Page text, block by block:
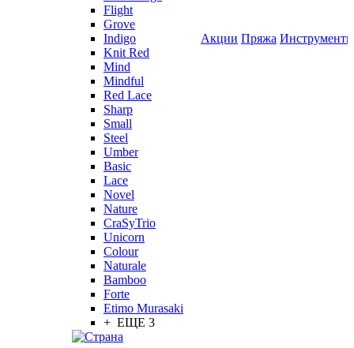
Flight
Grove
Indigo
Knit Red
Mind
Mindful
Red Lace
Sharp
Small
Steel
Umber
Basic
Lace
Novel
Nature
CraSyTrio
Unicorn
Colour
Naturale
Bamboo
Forte
Etimo Murasaki
+ ЕЩЕ 3
Акции Пряжа Инструменты